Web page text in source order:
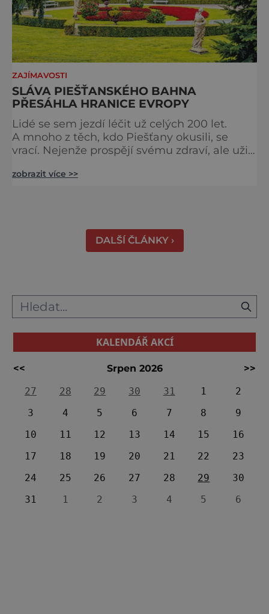
ZAJÍMAVOSTI
SLÁVA PIEŠŤANSKÉHO BAHNA
PŘESÁHLA HRANICE EVROPY
Lidé se sem jezdí léčit už celých 200 let.
A mnoho z těch, kdo Piešťany okusili, se
vrací. Nejenže prospějí svému zdraví, ale užijí
řekne slovenské lázně, Piešťany bývají první
zobrazit více >>
DALŠÍ ČLÁNKY ›
KALENDÁŘ AKCÍ
<< Srpen 2026
>>
27
28 29 30 31 1
2
3
4 5 6 7 8
9
10
11 12 13 14 15
16
17
18 19 20 21 22
23
24
25 26 27 28 29
30
31
1 2 3 4 5 6